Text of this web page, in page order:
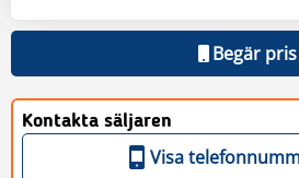
Begär pris
Kontakta säljaren
Visa